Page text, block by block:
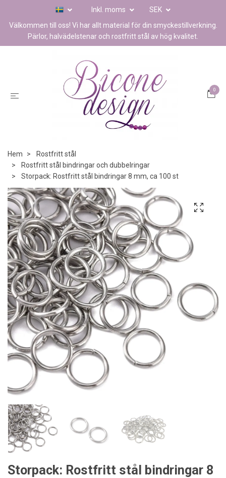
Inkl. moms
SEK
Välkommen till oss! Vi har allt material för din smyckestillverkning.
Pärlor, halvädelstenar och rostfritt stål av hög kvalitet.
0
Hem
Rostfritt stål
Rostfritt stål bindringar och dubbelringar
Storpack: Rostfritt stål bindringar 8 mm, ca 100 st
Storpack: Rostfritt stål bindringar 8